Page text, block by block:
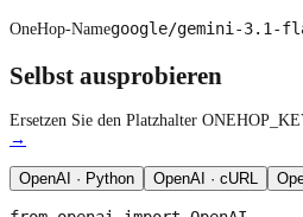
OneHop-Namegoogle/gemini-3.1-
Selbst ausprobieren
Ersetzen Sie den Platzhalter
→
OpenAI · Python OpenAI · cURL